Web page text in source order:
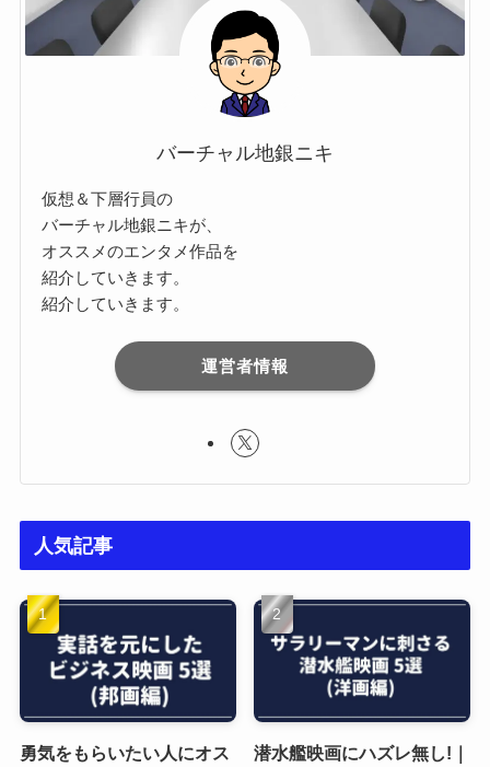
バーチャル地銀ニキ
仮想＆下層行員の
バーチャル地銀ニキが、
オススメのエンタメ作品を
紹介していきます。
紹介していきます。
運営者情報
人気記事
勇気をもらいたい人にオス
潜水艦映画にハズレ無し!｜